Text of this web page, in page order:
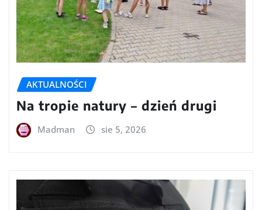
AKTUALNOŚCI
Na tropie natury – dzień drugi
Madman sie 5, 2026